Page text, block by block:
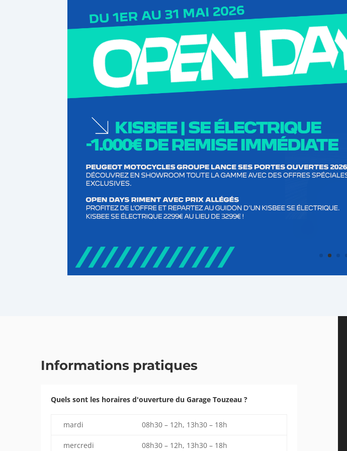
Informations pratiques
Quels sont les horaires d'ouverture du Garage Touzeau ?
mardi 08h30 – 12h, 13h30 – 18h
mercredi 08h30 – 12h, 13h30 – 18h